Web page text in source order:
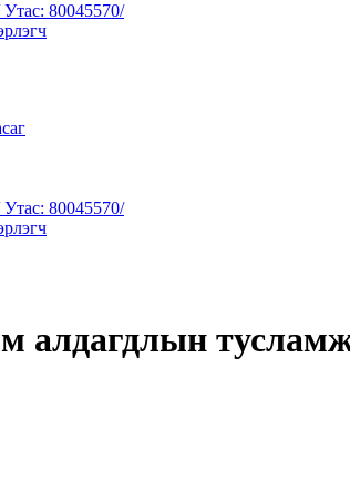
Утас: 80045570/
Утас: 80045570/
алдагдлын